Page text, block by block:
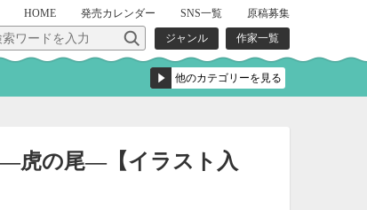
HOME 発売カレンダー SNS一覧
原稿募集
ジャンル
作家一覧
―虎の尾―【イラスト入